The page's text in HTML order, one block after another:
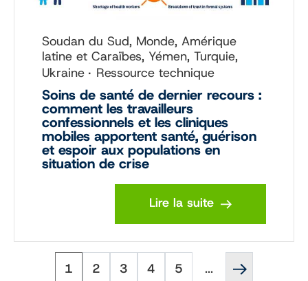
Soudan du Sud, Monde, Amérique
latine et Caraïbes, Yémen, Turquie,
Ukraine
Ressource technique
Soins de santé de dernier recours :
comment les travailleurs
confessionnels et les cliniques
mobiles apportent santé, guérison
et espoir aux populations en
situation de crise
Lire la suite
Pagination
1 2 3 4 5 ...
suivante